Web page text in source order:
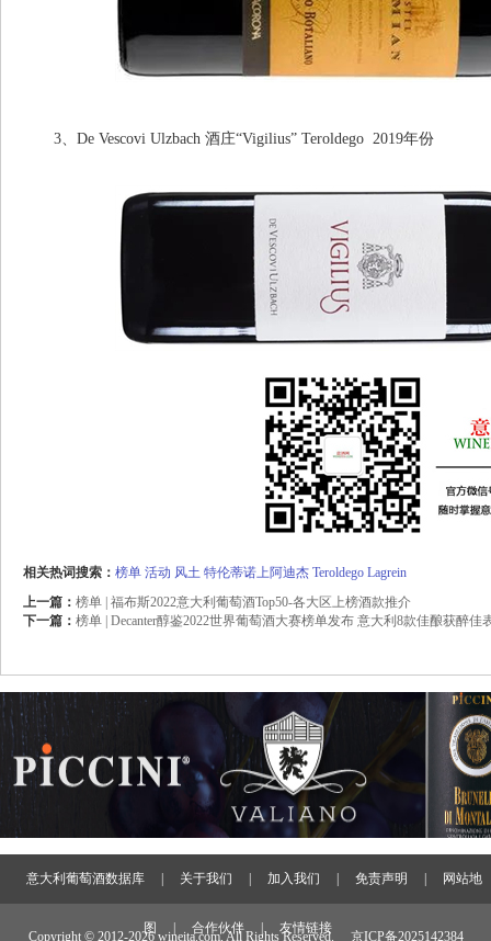
3、De Vescovi Ulzbach 酒庄“Vigilius” Teroldego 2019年份
相关热词搜索： 榜单 活动 风土 特伦蒂诺上阿迪杰 Teroldego Lagrein
上一篇： 榜单 | 福布斯2022意大利葡萄酒Top50-各大区上榜酒款推介
下一篇： 榜单 | Decanter醇鉴2022世界葡萄酒大赛榜单发布 意大利8款佳酿获醉佳
意大利葡萄酒数据库 关于我们 加入我们 免责声明 网站地
图 合作伙伴 友情链接
Copyright © 2012-2026 wineita.com, All Rights Reserved. 京ICP备2025142384